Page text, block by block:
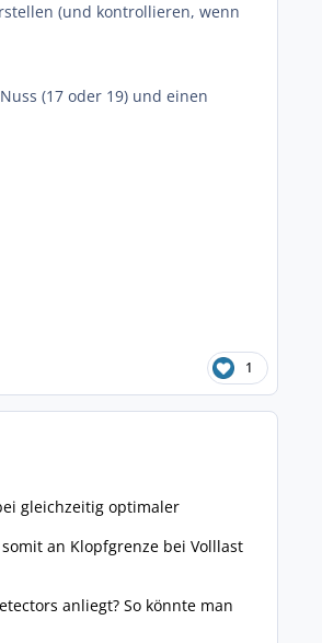
(und kontrollieren, wenn
(17 oder 19) und einen
1
gleichzeitig optimaler
an Klopfgrenze bei Volllast
anliegt? So könnte man